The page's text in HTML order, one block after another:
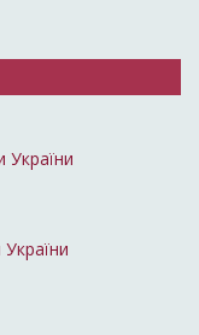
України
України